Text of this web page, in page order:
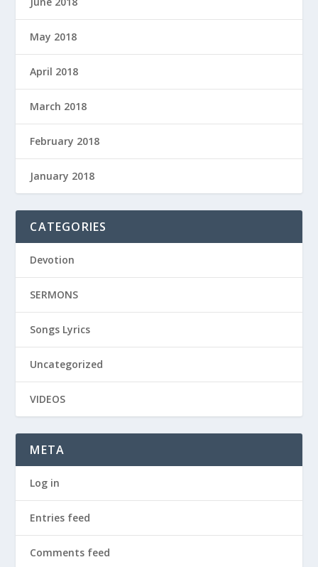
May 2018
April 2018
March 2018
February 2018
January 2018
CATEGORIES
Devotion
SERMONS
Songs Lyrics
Uncategorized
VIDEOS
META
Log in
Entries feed
Comments feed